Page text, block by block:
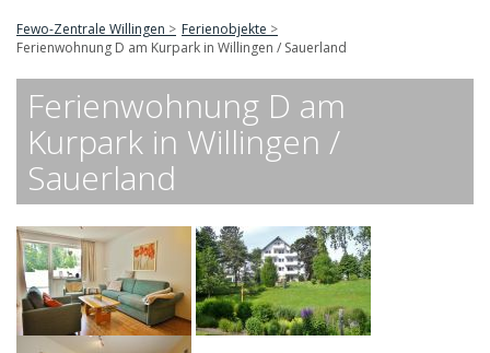
Fewo-Zentrale Willingen
Ferienobjekte
Ferienwohnung D am Kurpark in Willingen / Sauerland
Ferienwohnung D am
Kurpark in Willingen /
Sauerland